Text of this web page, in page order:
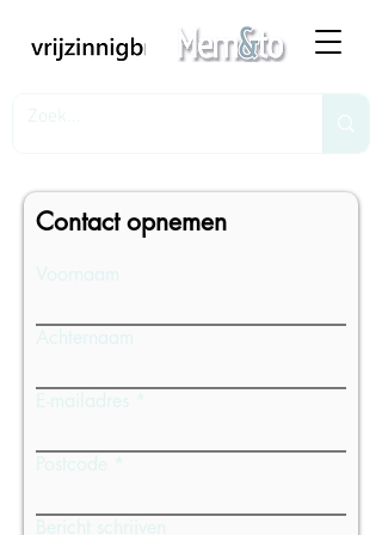
Contact opnemen
Voornaam
Achternaam
E-mailadres
Postcode
Bericht schrijven